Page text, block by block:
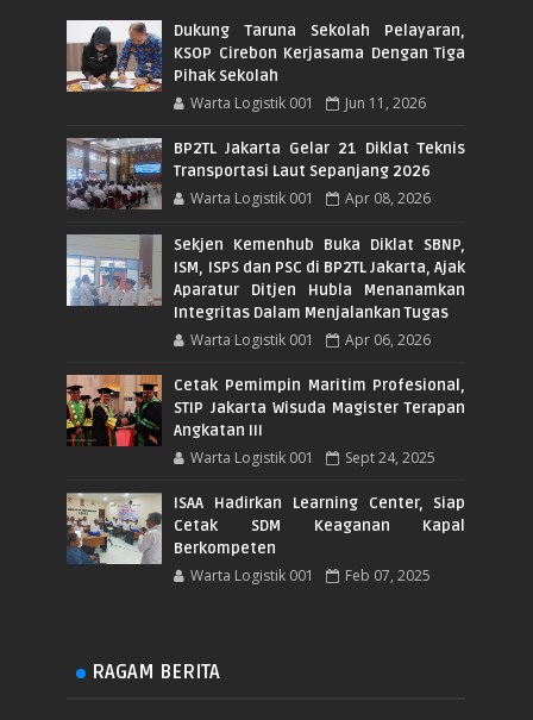
Dukung Taruna Sekolah Pelayaran,
KSOP Cirebon Kerjasama Dengan Tiga
Pihak Sekolah
Warta Logistik 001 Jun 11, 2026
BP2TL Jakarta Gelar 21 Diklat Teknis
Transportasi Laut Sepanjang 2026
Warta Logistik 001 Apr 08, 2026
Sekjen Kemenhub Buka Diklat SBNP,
ISM, ISPS dan PSC di BP2TL Jakarta, Ajak
Aparatur Ditjen Hubla Menanamkan
Integritas Dalam Menjalankan Tugas
Warta Logistik 001 Apr 06, 2026
Cetak Pemimpin Maritim Profesional,
STIP Jakarta Wisuda Magister Terapan
Angkatan III
Warta Logistik 001 Sept 24, 2025
ISAA Hadirkan Learning Center, Siap
Cetak SDM Keaganan Kapal
Berkompeten
Warta Logistik 001 Feb 07, 2025
RAGAM BERITA